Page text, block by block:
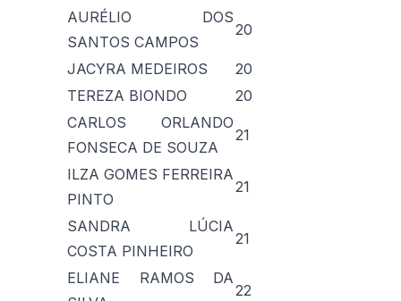
AURÉLIO DOS
SANTOS CAMPOS
20
JACYRA MEDEIROS
20
TEREZA BIONDO
20
CARLOS ORLANDO
FONSECA DE SOUZA
21
ILZA GOMES FERREIRA
PINTO
21
SANDRA LÚCIA
COSTA PINHEIRO
21
ELIANE RAMOS DA
22